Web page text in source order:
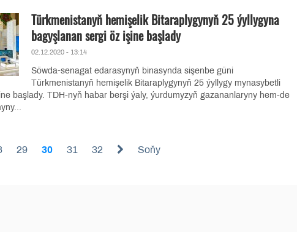
Türkmenistanyň hemişelik Bitaraplygynyň 25 ýyllygyna
bagyşlanan sergi öz işine başlady
02.12.2020 - 13:14
Söwda-senagat edarasynyň binasynda sişenbe güni
Türkmenistanyň hemişelik Bitaraplygynyň 25 ýyllygy mynasybetli
başlady. TDH-nyň habar berşi ýaly, ýurdumyzyň gazananlaryny hem-de
29 30 31 32 Soňy